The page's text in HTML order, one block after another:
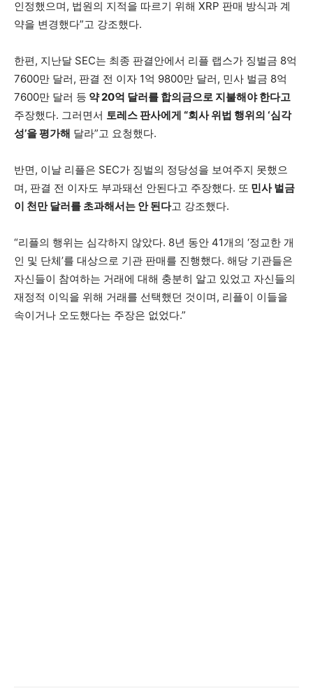
인정했으며, 법원의 지적을 따르기 위해 XRP 판매 방식과 계
약을 변경했다”고 강조했다.
한편, 지난달 SEC는 최종 판결안에서 리플 랩스가 징벌금 8억
7600만 달러, 판결 전 이자 1억 9800만 달러, 민사 벌금 8억
7600만 달러 등 약 20억 달러를 합의금으로 지불해야 한다고
주장했다. 그러면서 토레스 판사에게 “회사 위법 행위의 ‘심각
성’을 평가해 달라”고 요청했다.
반면, 이날 리플은 SEC가 징벌의 정당성을 보여주지 못했으
며, 판결 전 이자도 부과돼선 안된다고 주장했다. 또 민사 벌금
이 천만 달러를 초과해서는 안 된다고 강조했다.
“리플의 행위는 심각하지 않았다. 8년 동안 41개의 ‘정교한 개
인 및 단체’를 대상으로 기관 판매를 진행했다. 해당 기관들은
자신들이 참여하는 거래에 대해 충분히 알고 있었고 자신들의
재정적 이익을 위해 거래를 선택했던 것이며, 리플이 이들을
속이거나 오도했다는 주장은 없었다.”